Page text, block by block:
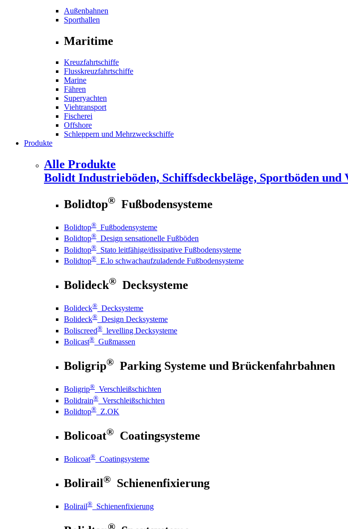
Außenbahnen
Sporthallen
Maritime
Kreuzfahrtschiffe
Flusskreuzfahrtschiffe
Marine
Fähren
Superyachten
Viehtransport
Fischerei
Offshore
Schleppern und Mehrzweckschiffe
Produkte
Alle Produkte
Bolidt Industrieböden, Schiffsdeckbeläge, Sportböden
Bolidtop® Fußbodensysteme
Bolidtop® Fußbodensysteme
Bolidtop® Design sensationelle Fußböden
Bolidtop® Stato leitfähige/dissipative Fußbodensysteme
Bolidtop® E.lo schwachaufzuladende Fußbodensysteme
Bolideck® Decksysteme
Bolideck® Decksysteme
Bolideck® Design Decksysteme
Boliscreed® levelling Decksysteme
Bolicast® Gußmassen
Boligrip® Parking Systeme und Brückenfahrbahnen
Boligrip® Verschleißschichten
Bolidrain® Verschleißschichten
Bolidtop® Z.OK
Bolicoat® Coatingsysteme
Bolicoat® Coatingsysteme
Bolirail® Schienenfixierung
Bolirail® Schienenfixierung
®